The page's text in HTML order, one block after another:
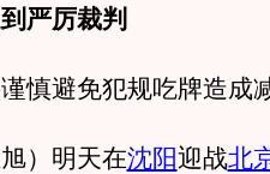
严厉裁判
避免犯规吃牌造成
）明天在沈阳迎战北